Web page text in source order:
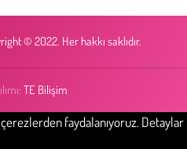
© 2022. Her hakkı saklıdır.
TE Bilişim
faydalanıyoruz. Detaylar